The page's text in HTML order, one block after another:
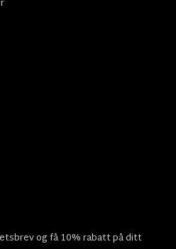
og få 10% rabatt på ditt